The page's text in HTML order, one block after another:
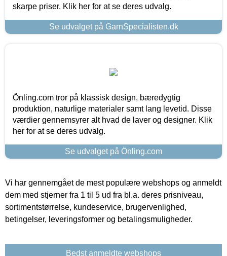
skarpe priser. Klik her for at se deres udvalg.
Se udvalget på GarnSpecialisten.dk
Önling.com tror på klassisk design, bæredygtig
produktion, naturlige materialer samt lang levetid. Disse
værdier gennemsyrer alt hvad de laver og designer. Klik
her for at se deres udvalg.
Se udvalget på Önling.com
Vi har gennemgået de mest populære webshops og anmeldt
dem med stjerner fra 1 til 5 ud fra bl.a. deres prisniveau,
sortimentstørrelse, kundeservice, brugervenlighed,
betingelser, leveringsformer og betalingsmuligheder.
Bedst anmeldte webshops